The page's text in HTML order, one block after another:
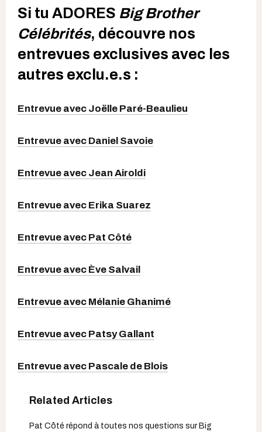
Si tu ADORES Big Brother
Célébrités, découvre nos
entrevues exclusives avec les
autres exclu.e.s :
Entrevue avec Joëlle Paré-Beaulieu
Entrevue avec Daniel Savoie
Entrevue avec Jean Airoldi
Entrevue avec Erika Suarez
Entrevue avec Pat Côté
Entrevue avec Ève Salvail
Entrevue avec Mélanie Ghanimé
Entrevue avec Patsy Gallant
Entrevue avec Pascale de Blois
Pat Côté répond à toutes nos questions sur Big